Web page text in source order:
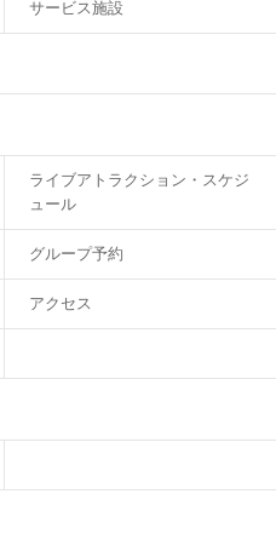
サービス施設
ライブアトラクション・スケジ
ュール
グループ予約
アクセス